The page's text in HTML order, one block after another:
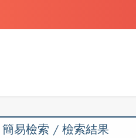
簡易檢索 / 檢索結果